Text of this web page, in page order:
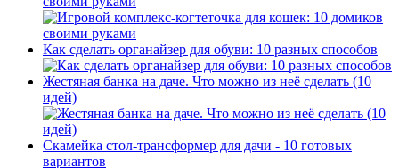
Как сделать органайзер для обуви: 10 разных способов
Жестяная банка на даче. Что можно из неё сделать (10
идей)
Скамейка стол-трансформер для дачи - 10 готовых
вариантов